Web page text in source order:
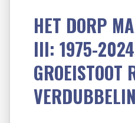
HET DORP
III: 1975-
GROEISTOOT